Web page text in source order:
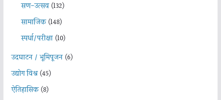
सण-उत्सव(132)
सामाजिक(148)
स्पर्धा/परीक्षा(10)
उदघाटन / भूमिपूजन(6)
उद्योग विश्व(45)
ऐतिहासिक(8)